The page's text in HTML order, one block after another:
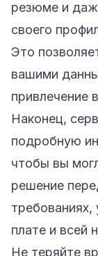
резюме и
своего
Это
вашими
привлечение
Наконец,
подробную
чтобы вы
решение
требованиях,
плате и всей
Не теряйте